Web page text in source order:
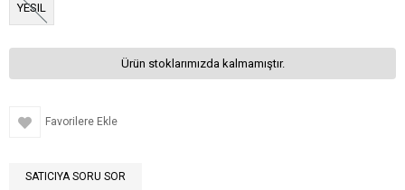
YESIL
Ürün stoklarımızda kalmamıştır.
Favorilere Ekle
SATICIYA SORU SOR